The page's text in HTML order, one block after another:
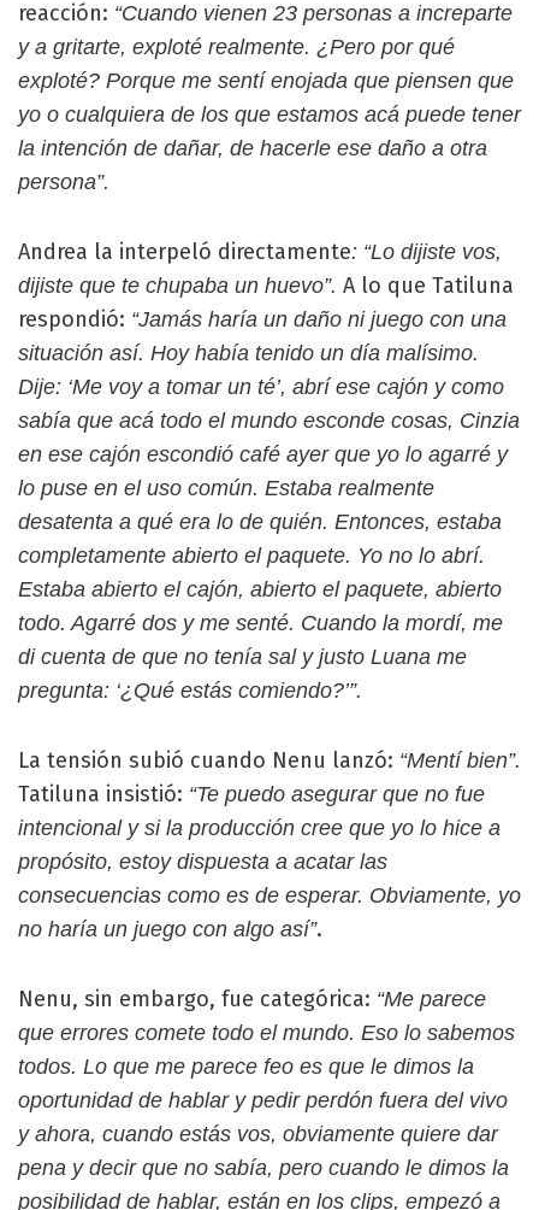
reacción: “Cuando vienen 23 personas a increparte
y a gritarte, exploté realmente. ¿Pero por qué
exploté? Porque me sentí enojada que piensen que
yo o cualquiera de los que estamos acá puede tener
la intención de dañar, de hacerle ese daño a otra
persona”.
Andrea la interpeló directamente: “Lo dijiste vos,
dijiste que te chupaba un huevo”. A lo que Tatiluna
respondió: “Jamás haría un daño ni juego con una
situación así. Hoy había tenido un día malísimo.
Dije: ‘Me voy a tomar un té’, abrí ese cajón y como
sabía que acá todo el mundo esconde cosas, Cinzia
en ese cajón escondió café ayer que yo lo agarré y
lo puse en el uso común. Estaba realmente
desatenta a qué era lo de quién. Entonces, estaba
completamente abierto el paquete. Yo no lo abrí.
Estaba abierto el cajón, abierto el paquete, abierto
todo. Agarré dos y me senté. Cuando la mordí, me
di cuenta de que no tenía sal y justo Luana me
pregunta: ‘¿Qué estás comiendo?’”.
La tensión subió cuando Nenu lanzó: “Mentí bien”.
Tatiluna insistió: “Te puedo asegurar que no fue
intencional y si la producción cree que yo lo hice a
propósito, estoy dispuesta a acatar las
consecuencias como es de esperar. Obviamente, yo
no haría un juego con algo así”.
Nenu, sin embargo, fue categórica: “Me parece
que errores comete todo el mundo. Eso lo sabemos
todos. Lo que me parece feo es que le dimos la
oportunidad de hablar y pedir perdón fuera del vivo
y ahora, cuando estás vos, obviamente quiere dar
pena y decir que no sabía, pero cuando le dimos la
posibilidad de hablar, están en los clips, empezó a